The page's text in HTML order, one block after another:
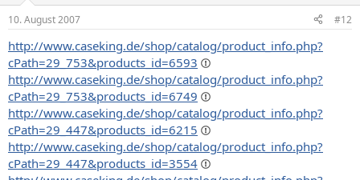
10. August 2007 #12
http://www.caseking.de/shop/catalog/product_info.php?
cPath=29_753&products_id=6593
http://www.caseking.de/shop/catalog/product_info.php?
cPath=29_753&products_id=6749
http://www.caseking.de/shop/catalog/product_info.php?
cPath=29_447&products_id=6215
http://www.caseking.de/shop/catalog/product_info.php?
cPath=29_447&products_id=3554